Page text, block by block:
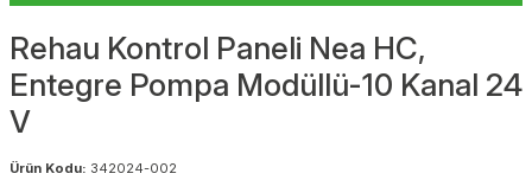
Rehau Kontrol Paneli Nea HC,
Entegre Pompa Modüllü-10 Kanal 24
V
Ürün Kodu: 342024-002